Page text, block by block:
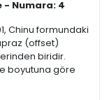
- Numara: 4
Chinu formundaki
(offset)
biridir.
boyutuna göre